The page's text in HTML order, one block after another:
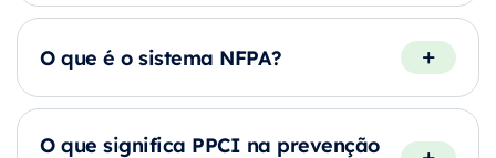
O que é o sistema NFPA?
O que significa PPCI na prevenção